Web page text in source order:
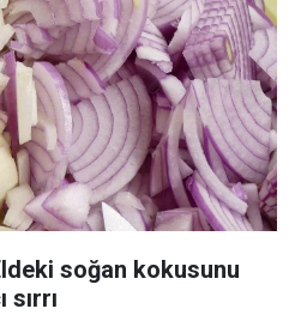
soğan kokusunu